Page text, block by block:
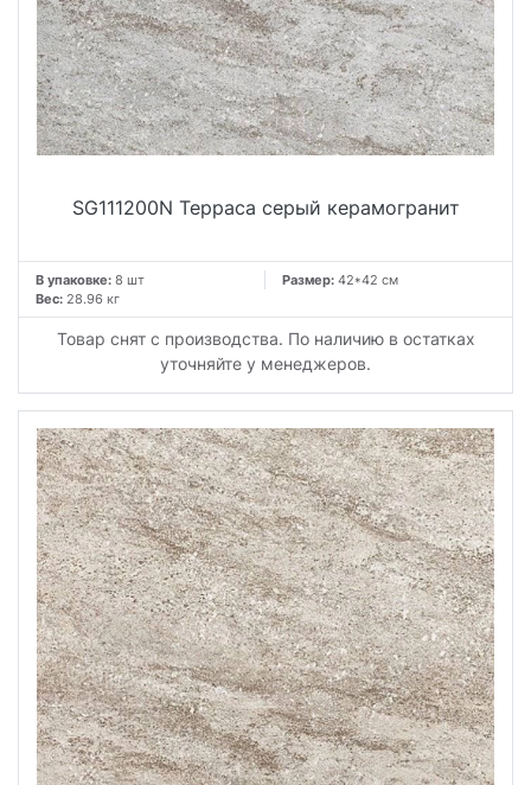
SG111200N Терраса серый керамогранит
В упаковке: 8 шт Размер: 42*42 см
Вес: 28.96 кг
Товар снят с производства. По наличию в остатках
уточняйте у менеджеров.